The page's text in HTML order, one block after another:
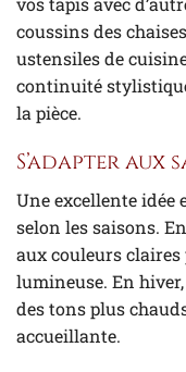
coussins des
ustensiles de
continuité
la pièce.
S’adapter aux
Une excellente idée
selon les saisons.
aux couleurs
lumineuse. En
des tons plus
accueillante.